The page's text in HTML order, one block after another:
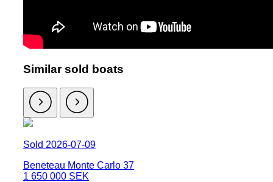
Similar sold boats
Sold 2026-07-09
Beneteau Monte Carlo 37
1 650 000 SEK